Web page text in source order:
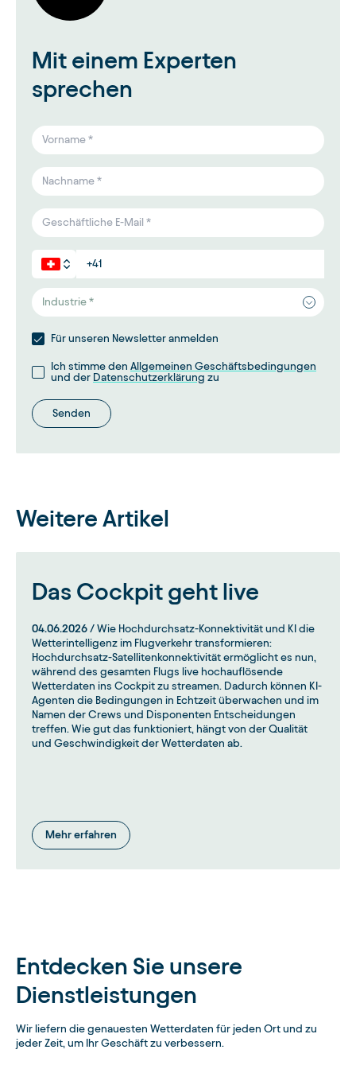
Mit einem Experten
sprechen
Industrie *
Für unseren Newsletter anmelden
Ich stimme den Allgemeinen Geschäftsbedingungen
und der Datenschutzerklärung zu
Senden
Weitere Artikel
Das Cockpit geht live
04.06.2026 / Wie Hochdurchsatz-Konnektivität und KI die
Wetterintelligenz im Flugverkehr transformieren:
Hochdurchsatz-Satellitenkonnektivität ermöglicht es nun,
während des gesamten Flugs live hochauflösende
Wetterdaten ins Cockpit zu streamen. Dadurch können KI-
Agenten die Bedingungen in Echtzeit überwachen und im
Namen der Crews und Disponenten Entscheidungen
treffen. Wie gut das funktioniert, hängt von der Qualität
und Geschwindigkeit der Wetterdaten ab.
Mehr erfahren
Entdecken Sie unsere
Dienstleistungen
Wir liefern die genauesten Wetterdaten für jeden Ort und zu
jeder Zeit, um Ihr Geschäft zu verbessern.